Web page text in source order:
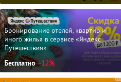
Бронирование отелей, квартир и
иного жилья в сервисе «Яндекс
Путешествия»
Бесплатно -12%